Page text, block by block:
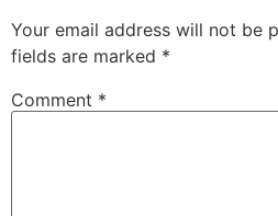
Your email address will not be
fields are marked *
Comment *